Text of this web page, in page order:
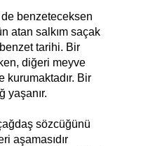
benzeteceksen
atan salkım saçak
tarihi. Bir
diğeri meyve
kurumaktadır. Bir
yaşanır.
sözcüğünü
aşamasıdır